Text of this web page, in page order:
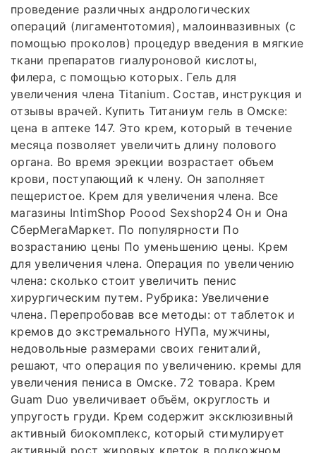
проведение различных андрологических
операций (лигаментотомия), малоинвазивных (с
помощью проколов) процедур введения в мягкие
ткани препаратов гиалуроновой кислоты,
филера, с помощью которых. Гель для
увеличения члена Titanium. Состав, инструкция и
отзывы врачей. Купить Титаниум гель в Омске:
цена в аптеке 147. Это крем, который в течение
месяца позволяет увеличить длину полового
органа. Во время эрекции возрастает объем
крови, поступающий к члену. Он заполняет
пещеристое. Крем для увеличения члена. Все
магазины IntimShop Poood Sexshop24 Он и Она
СберМегаМаркет. По популярности По
возрастанию цены По уменьшению цены. Крем
для увеличения члена. Операция по увеличению
члена: сколько стоит увеличить пенис
хирургическим путем. Рубрика: Увеличение
члена. Перепробовав все методы: от таблеток и
кремов до экстремального НУПа, мужчины,
недовольные размерами своих гениталий,
решают, что операция по увеличению. кремы для
увеличения пениса в Омске. 72 товара. Крем
Guam Duo увеличивает объём, округлость и
упругость груди. Крем содержит эксклюзивный
активный биокомплекс, который стимулирует
активный рост жировых клеток в подкожном